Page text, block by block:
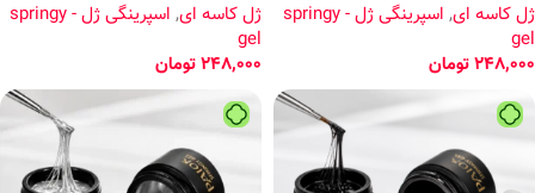
ژل کاسه ای,
اسپرینگی ژل - springy
gel
248,000تومان
ژل کاسه ای,
اسپرینگی ژل - springy
gel
248,000تومان